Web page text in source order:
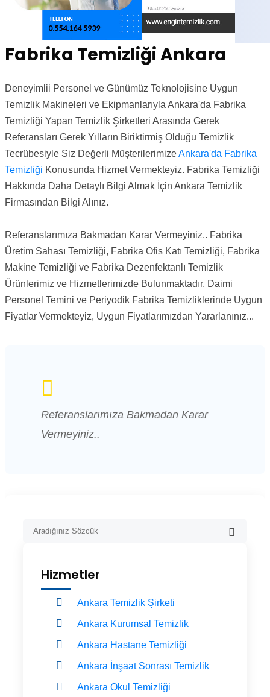
Fabrika Temizliği Ankara
Deneyimlii Personel ve Günümüz Teknolojisine Uygun
Temizlik Makineleri ve Ekipmanlarıyla Ankara'da Fabrika
Temizliği Yapan Temizlik Şirketleri Arasında Gerek
Referansları Gerek Yılların Biriktirmiş Olduğu Temizlik
Tecrübesiyle Siz Değerli MüşterilerimizeAnkara'da Fabrika
Temizliği Konusunda Hizmet Vermekteyiz. Fabrika Temizliği
Hakkında Daha Detaylı Bilgi Almak İçin Ankara Temizlik
Firmasından Bilgi Alınız.
Referanslarımıza Bakmadan Karar Vermeyiniz.. Fabrika
Üretim Sahası Temizliği, Fabrika Ofis Katı Temizliği, Fabrika
Makine Temizliği ve Fabrika Dezenfektanlı Temizlik
Ürünlerimiz ve Hizmetlerimizde Bulunmaktadır, Daimi
Personel Temini ve Periyodik Fabrika Temizliklerinde Uygun
Fiyatlar Vermekteyiz, Uygun Fiyatlarımızdan Yararlanınız...
Referanslarımıza Bakmadan Karar
Vermeyiniz..
Hizmetler
Ankara Temizlik Şirketi
Ankara Kurumsal Temizlik
Ankara Hastane Temizliği
Ankara İnşaat Sonrası Temizlik
Ankara Okul Temizliği